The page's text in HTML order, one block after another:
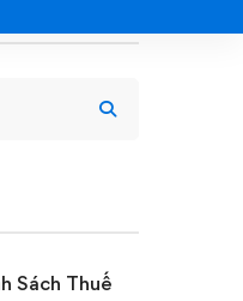
Sách Thuế